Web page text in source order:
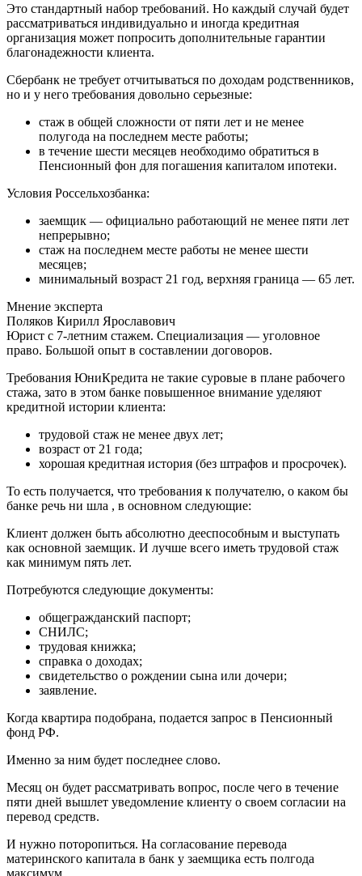
Это стандартный набор требований. Но каждый случай будет
рассматриваться индивидуально и иногда кредитная
организация может попросить дополнительные гарантии
благонадежности клиента.
Сбербанк не требует отчитываться по доходам родственников,
но и у него требования довольно серьезные:
стаж в общей сложности от пяти лет и не менее
полугода на последнем месте работы;
в течение шести месяцев необходимо обратиться в
Пенсионный фон для погашения капиталом ипотеки.
Условия Россельхозбанка:
заемщик — официально работающий не менее пяти лет
непрерывно;
стаж на последнем месте работы не менее шести
месяцев;
минимальный возраст 21 год, верхняя граница — 65 лет.
Мнение эксперта
Поляков Кирилл Ярославович
Юрист с 7-летним стажем. Специализация — уголовное
право. Большой опыт в составлении договоров.
Требования ЮниКредита не такие суровые в плане рабочего
стажа, зато в этом банке повышенное внимание уделяют
кредитной истории клиента:
трудовой стаж не менее двух лет;
возраст от 21 года;
хорошая кредитная история (без штрафов и просрочек).
То есть получается, что требования к получателю, о каком бы
банке речь ни шла , в основном следующие:
Клиент должен быть абсолютно дееспособным и выступать
как основной заемщик. И лучше всего иметь трудовой стаж
как минимум пять лет.
Потребуются следующие документы:
общегражданский паспорт;
СНИЛС;
трудовая книжка;
справка о доходах;
свидетельство о рождении сына или дочери;
заявление.
Когда квартира подобрана, подается запрос в Пенсионный
фонд РФ.
Именно за ним будет последнее слово.
Месяц он будет рассматривать вопрос, после чего в течение
пяти дней вышлет уведомление клиенту о своем согласии на
перевод средств.
И нужно поторопиться. На согласование перевода
материнского капитала в банк у заемщика есть полгода
максимум.